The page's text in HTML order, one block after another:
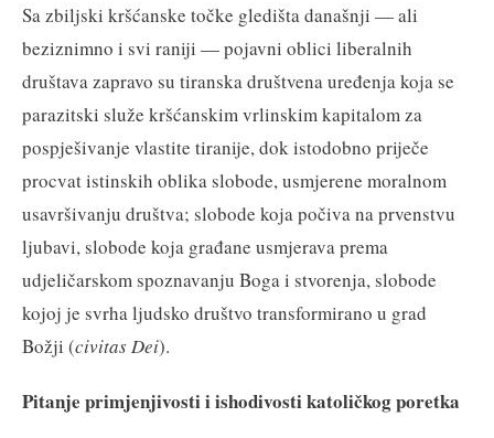
Sa zbiljski kršćanske točke gledišta današnji — ali
beziznimno i svi raniji — pojavni oblici liberalnih
društava zapravo su tiranska društvena uređenja koja se
parazitski služe kršćanskim vrlinskim kapitalom za
pospješivanje vlastite tiranije, dok istodobno priječe
procvat istinskih oblika slobode, usmjerene moralnom
usavršivanju društva; slobode koja počiva na prvenstvu
ljubavi, slobode koja građane usmjerava prema
udjeličarskom spoznavanju Boga i stvorenja, slobode
kojoj je svrha ljudsko društvo transformirano u grad
Božji (civitas Dei).
Pitanje primjenjivosti i ishodivosti katoličkog poretka